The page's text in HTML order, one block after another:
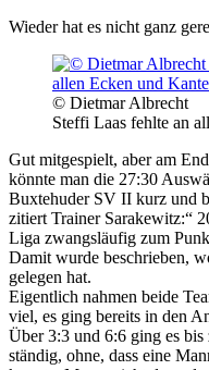
Wieder hat es nicht ganz
© Dietmar Albrecht
Steffi Laas fehlte an
Gut mitgespielt, aber am
könnte man die 27:30
Buxtehuder SV II kurz und
zitiert Trainer Sarakewitz:“
Liga zwangsläufig zum
Damit wurde beschrieben,
gelegen hat.
Eigentlich nahmen beide
viel, es ging bereits in den
Über 3:3 und 6:6 ging es
ständig, ohne, dass eine